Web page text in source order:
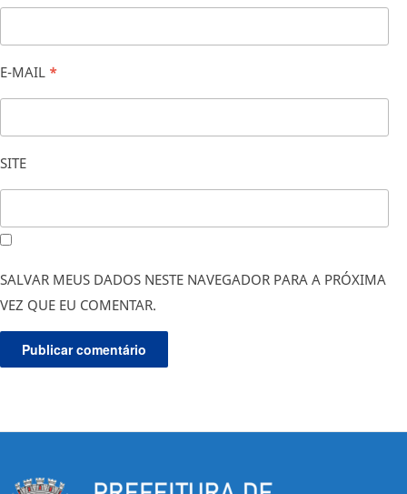
E-MAIL *
SITE
SALVAR MEUS DADOS NESTE NAVEGADOR PARA A PRÓXIMA
VEZ QUE EU COMENTAR.